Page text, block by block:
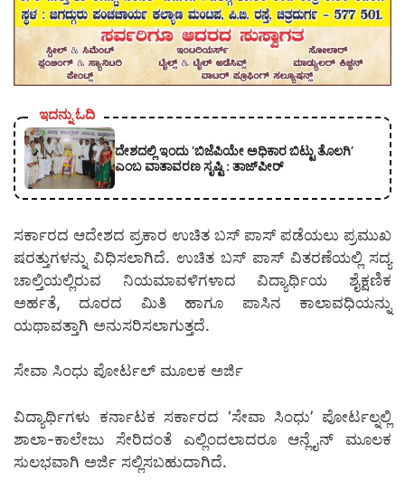
ಇದನ್ನು ಓದಿ
ದೇಶದಲ್ಲಿ ಇಂದು ‘ಬಿಜೆಪಿಯೇ ಅಧಿಕಾರ ಬಿಟ್ಟು ತೊಲಗಿ’
ಎಂಬ ವಾತಾವರಣ ಸೃಷ್ಟಿ : ತಾಜ್‌ಪೀರ್
ಸರ್ಕಾರದ ಆದೇಶದ ಪ್ರಕಾರ ಉಚಿತ ಬಸ್ ಪಾಸ್ ಪಡೆಯಲು ಪ್ರಮುಖ
ಷರತ್ತುಗಳನ್ನು ವಿಧಿಸಲಾಗಿದೆ. ಉಚಿತ ಬಸ್ ಪಾಸ್ ವಿತರಣೆಯಲ್ಲಿ ಸದ್ಯ
ಚಾಲ್ತಿಯಲ್ಲಿರುವ ನಿಯಮಾವಳಿಗಳಾದ ವಿದ್ಯಾರ್ಥಿಯ ಶೈಕ್ಷಣಿಕ
ಅರ್ಹತೆ, ದೂರದ ಮಿತಿ ಹಾಗೂ ಪಾಸಿನ ಕಾಲಾವಧಿಯನ್ನು
ಯಥಾವತ್ತಾಗಿ ಅನುಸರಿಸಲಾಗುತ್ತದೆ.
ಸೇವಾ ಸಿಂಧು ಪೋರ್ಟಲ್ ಮೂಲಕ ಅರ್ಜಿ
ವಿದ್ಯಾರ್ಥಿಗಳು ಕರ್ನಾಟಕ ಸರ್ಕಾರದ ‘ಸೇವಾ ಸಿಂಧು’ ಪೋರ್ಟಲ್ನಲ್ಲಿ
ಶಾಲಾ-ಕಾಲೇಜು ಸೇರಿದಂತೆ ಎಲ್ಲಿಂದಲಾದರೂ ಆನ್ಲೈನ್ ಮೂಲಕ
ಸುಲಭವಾಗಿ ಅರ್ಜಿ ಸಲ್ಲಿಸಬಹುದಾಗಿದೆ.